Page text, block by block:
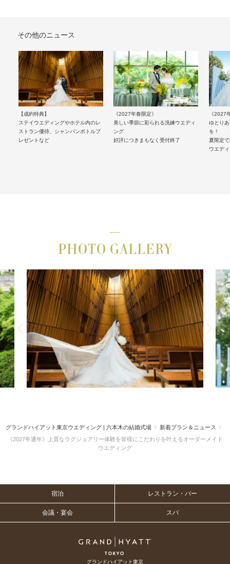
その他のニュース
【成約特典】
ステイウエディングやホテル内のレ
ストラン優待、シャンパンボトルプ
レゼントなど
《2027年春限定》
美しい季節に彩られる洗練ウエディ
ング
好評につきまもなく受付終了
《2027
ゆとり
を！
夏限定
ウエデ
PHOTO GALLERY
グランドハイアット東京ウエディング | 六本木の結婚式場
新着プラン＆ニュース
《2027年通年》
上質なラグジュアリー体験を皆様に こだわりを叶えるオーダーメイド
ウエディング
宿泊 レストラン・バー
会議・宴会 スパ
グランドハイアット東京